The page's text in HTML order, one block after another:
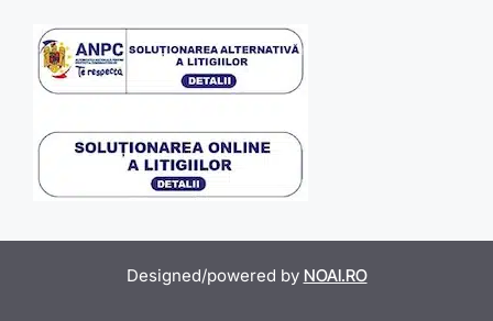
Designed/powered by NOAI.RO